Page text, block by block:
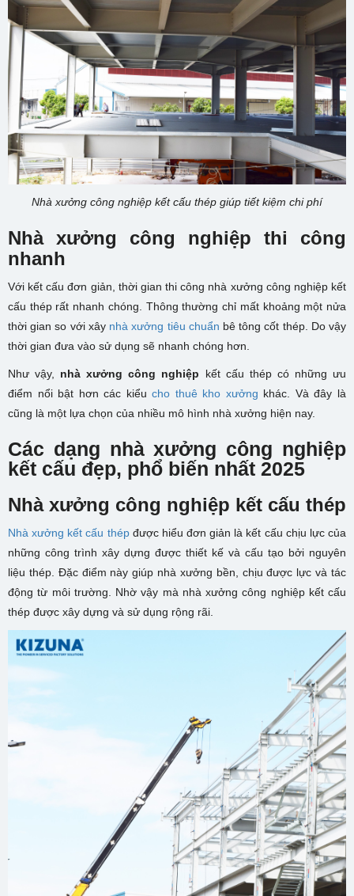
Nhà xưởng công nghiệp kết cấu thép giúp tiết kiệm chi phí
Nhà xưởng công nghiệp thi công
nhanh
Với kết cấu đơn giản, thời gian thi công nhà xưởng công nghiệp kết
cấu thép rất nhanh chóng. Thông thường chỉ mất khoảng một nửa
thời gian so với xây nhà xưởng tiêu chuẩn bê tông cốt thép. Do vậy
thời gian đưa vào sử dụng sẽ nhanh chóng hơn.
Như vậy, nhà xưởng công nghiệp kết cấu thép có những ưu
điểm nổi bật hơn các kiểucho thuê kho xưởng khác. Và đây là
cũng là một lựa chọn của nhiều mô hình nhà xưởng hiện nay.
Các dạng nhà xưởng công nghiệp
kết cấu đẹp, phổ biến nhất 2025
Nhà xưởng công nghiệp kết cấu thép
Nhà xưởng kết cấu thépđược hiểu đơn giản là kết cấu chịu lực của
những công trình xây dựng được thiết kế và cấu tạo bởi nguyên
liệu thép. Đặc điểm này giúp nhà xưởng bền, chịu được lực và tác
động từ môi trường. Nhờ vậy mà nhà xưởng công nghiệp kết cấu
thép được xây dựng và sử dụng rộng rãi.